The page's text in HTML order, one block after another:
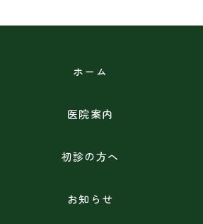
ホーム
医院案内
初診の方へ
お知らせ